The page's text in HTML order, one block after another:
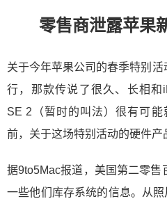
零售商泄露苹果
关于今年苹果公司的春季特别
行，那款传说了很久、长相和
SE 2（暂时的叫法）很有可
前，关于这场特别活动的硬件产
据9to5Mac报道，美国第二零售
一些他们库存系统的信息。从